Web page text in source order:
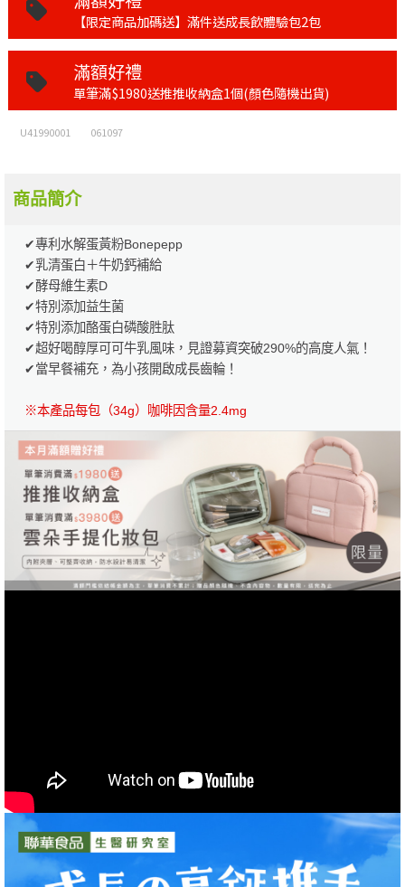
【限定商品加碼送】滿件送成長飲體驗包2包
滿額好禮
單筆滿$1980送推推收納盒1個(顏色隨機出貨)
U41990001 061097
商品簡介
✔專利水解蛋黃粉Bonepepp
✔乳清蛋白＋牛奶鈣補給
✔酵母維生素D
✔特別添加益生菌
✔特別添加酪蛋白磷酸胜肽
✔超好喝醇厚可可牛乳風味，見證募資突破290%的高度人氣！
✔當早餐補充，為小孩開啟成長齒輪！
※本產品每包（34g）咖啡因含量2.4mg